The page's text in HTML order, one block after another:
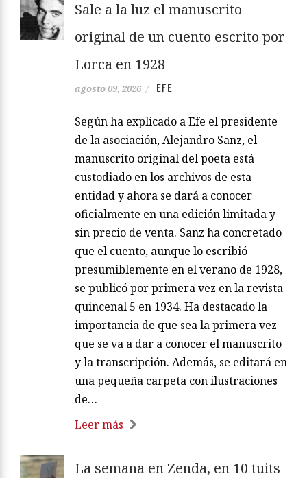
Sale a la luz el manuscrito
original de un cuento escrito por
Lorca en 1928
agosto 09, 2026 / EFE
Según ha explicado a Efe el presidente
de la asociación, Alejandro Sanz, el
manuscrito original del poeta está
custodiado en los archivos de esta
entidad y ahora se dará a conocer
oficialmente en una edición limitada y
sin precio de venta. Sanz ha concretado
que el cuento, aunque lo escribió
presumiblemente en el verano de 1928,
se publicó por primera vez en la revista
quincenal 5 en 1934. Ha destacado la
importancia de que sea la primera vez
que se va a dar a conocer el manuscrito
y la transcripción. Además, se editará en
una pequeña carpeta con ilustraciones
de…
Leer más
La semana en Zenda, en 10 tuits